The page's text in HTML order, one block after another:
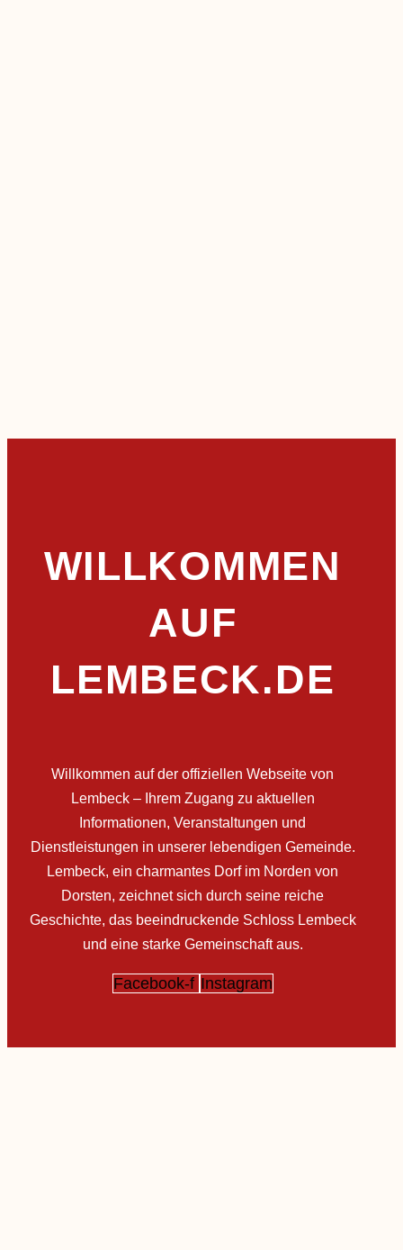
WILLKOMMEN
AUF
LEMBECK.DE
Willkommen auf der offiziellen Webseite von
Lembeck – Ihrem Zugang zu aktuellen
Informationen, Veranstaltungen und
Dienstleistungen in unserer lebendigen Gemeinde.
Lembeck, ein charmantes Dorf im Norden von
Dorsten, zeichnet sich durch seine reiche
Geschichte, das beeindruckende Schloss Lembeck
und eine starke Gemeinschaft aus.
Facebook-f Instagram